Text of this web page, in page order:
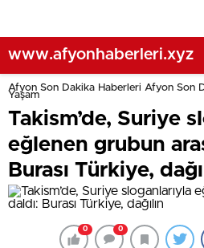
www.afyonhaberleri.xyz
Afyon Son Dakika Haberleri Afyon Son
Yaşam
Takism’de, Suriye
eğlenen grubun
Burası Türkiye,
0 0